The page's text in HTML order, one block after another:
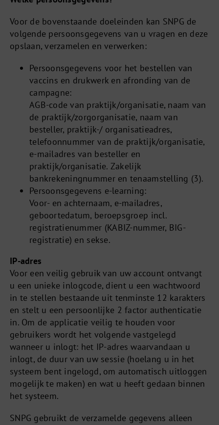
Voor de bovenstaande doeleinden kan SNPG de
volgende persoonsgegevens van u vragen en deze
opslaan, verzamelen en verwerken:
Persoonsgegevens voor het bestellen van
vaccins en drukwerk en afronding van de
campagne:
AGB-code van praktijk/organisatie, naam van
de praktijk/zorgorganisatie, naam van
besteller, praktijk-/ organisatieadres,
telefoonnummer van de praktijk/organisatie,
e-mailadres van besteller en
praktijk/organisatie. Zakelijk
bankrekeningnummer en tenaamstelling (3).
Persoonsgegevens e-learning:
Voor- en achternaam, e-mailadres,
geboortedatum, beroepsgroep incl.
registratienummer (KABIZ-nummer, BIG-
registratie) en sekse.
IP-adres
Voor een veilig gebruik van uw account ontvangt
u een unieke inlogcode, dient u een wachtwoord
in te stellen bestaande uit tenminste 12 karakters
en stelt u een persoonlijke 2 factor authenticatie
in. Om de applicatie veilig te houden voor
gebruikers wordt het volgende vastgelegd
wanneer u inlogt: het IP-adres waarvandaan u
inlogt, de duur van uw sessie (hoelang u in het
systeem bent ingelogd, om automatisch uitloggen
mogelijk te maken) en wat u heeft gedaan binnen
het systeem.
SNPG gebruikt de verzamelde gegevens alleen